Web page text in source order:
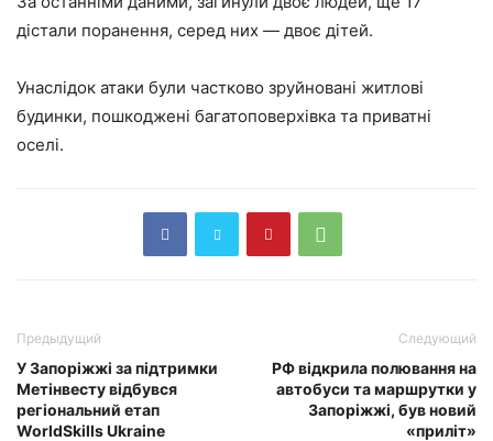
дістали поранення, серед них — двоє дітей.
Унаслідок атаки були частково зруйновані житлові
будинки, пошкоджені багатоповерхівка та приватні
оселі.
Предыдущий
У Запоріжжі за підтримки
Метінвесту відбувся
регіональний етап
WorldSkills Ukraine
Следующий
РФ відкрила полювання на
автобуси та маршрутки у
Запоріжжі, був новий
«приліт»